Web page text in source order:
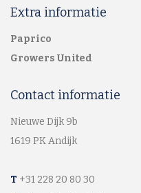
Extra informatie
Paprico
Growers United
Contact informatie
Nieuwe Dijk 9b
1619 PK Andijk
T +31 228 20 80 30